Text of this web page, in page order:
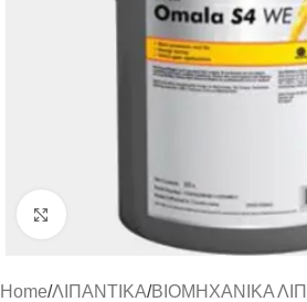
Click to enlarge
Home/ΛΙΠΑΝΤΙΚΑ/ΒΙΟΜΗΧΑΝΙΚΑ